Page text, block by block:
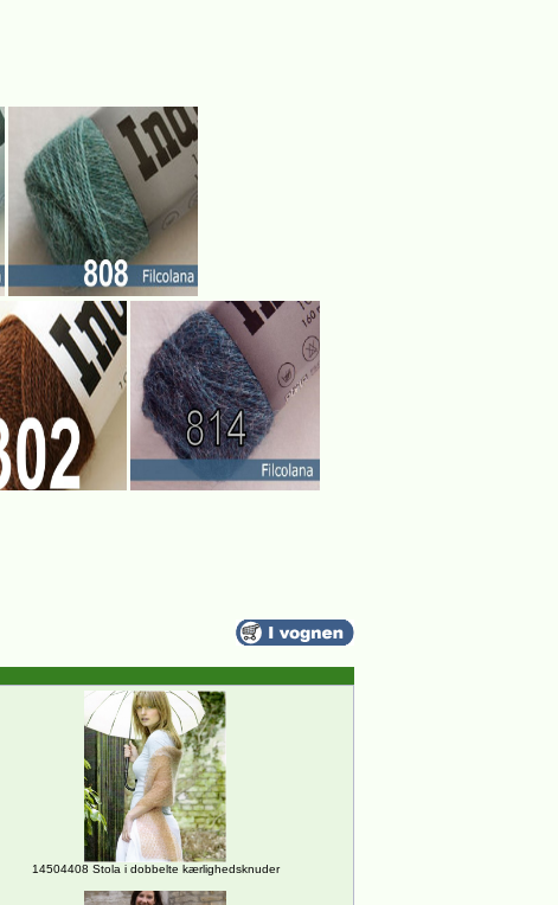
14504408 Stola i dobbelte kærlighedsknuder